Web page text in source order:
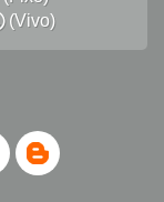
(Vivo)